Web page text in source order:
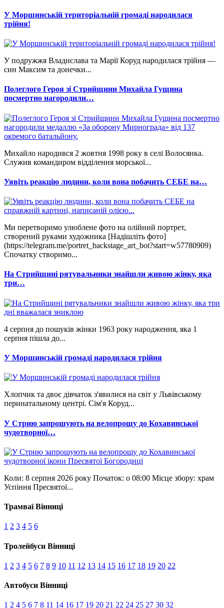
У Моршинській територіальній громаді народилася
трійня!
У подружжя Владислава та Марії Коруд народилася трійня —
син Максим та донечки...
Полеглого Героя зі Стрийщини Михайла Гущина
посмертно нагородили…
Михайло народився 2 жовтня 1998 року в селі Волосянка.
Служив командиром відділення морської...
Уявіть реакцію людини, коли вона побачить СЕБЕ на…
Ми перетворимо улюблене фото на олійний портрет,
створений руками художника [Надішліть фото]
(https://telegram.me/portret_backstage_art_bot?start=w57780909)
Спочатку створимо...
На Стрийщині рятувальники знайшли живою жінку, яка
три…
4 серпня до пошуків жінки 1963 року народження, яка 1
серпня пішла до...
У Моршинській громаді народилася трійня
Хлопчик та двоє дівчаток з'явилися на світ у Львівському
перинатальному центрі. Сім'я Коруд...
У Стрию запрошують на велопрощу до Кохавинської
чудотворної…
Коли: 8 серпня 2026 року Початок: о 08:00 Місце збору: храм
Успіння Пресвятої...
Трамваї Вінниці
1 2 3 4 5 6
Тролейбуси Вінниці
1 2 3 4 5 6 7 8 9 10 11 12 13 14 15 16 17 18 19 20 22
Автобуси Вінниці
1 2 4 5 6 7 8 11 14 16 17 19 20 21 22 24 25 27 30 32